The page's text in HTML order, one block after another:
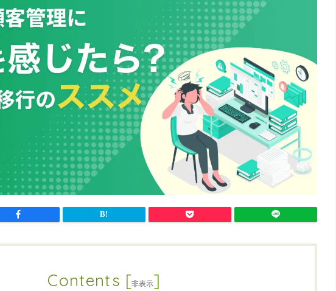
Contents [非表示]